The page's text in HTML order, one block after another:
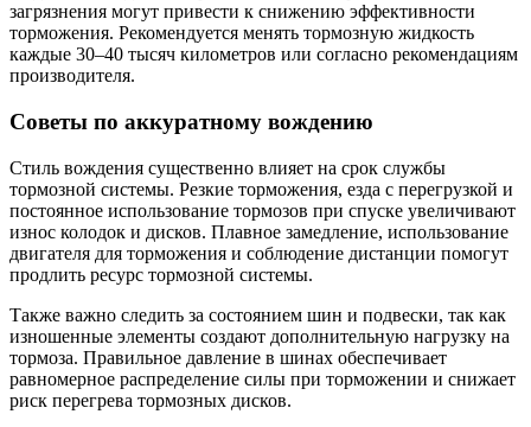
загрязнения могут привести к снижению эффективности
торможения. Рекомендуется менять тормозную жидкость
каждые 30–40 тысяч километров или согласно рекомендациям
производителя.
Советы по аккуратному вождению
Стиль вождения существенно влияет на срок службы
тормозной системы. Резкие торможения, езда с перегрузкой и
постоянное использование тормозов при спуске увеличивают
износ колодок и дисков. Плавное замедление, использование
двигателя для торможения и соблюдение дистанции помогут
продлить ресурс тормозной системы.
Также важно следить за состоянием шин и подвески, так как
изношенные элементы создают дополнительную нагрузку на
тормоза. Правильное давление в шинах обеспечивает
равномерное распределение силы при торможении и снижает
риск перегрева тормозных дисков.